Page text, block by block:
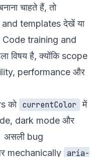
चाहते हैं, तो
templatesदेखें या
Code training and
विषय है, क्योंकि scope
performance और
को currentColor में
dark mode और
असली bug
mechanically aria-